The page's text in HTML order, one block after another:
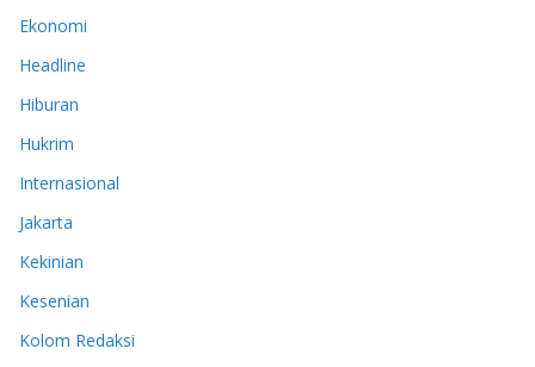
Ekonomi
Headline
Hiburan
Hukrim
Internasional
Jakarta
Kekinian
Kesenian
Kolom Redaksi